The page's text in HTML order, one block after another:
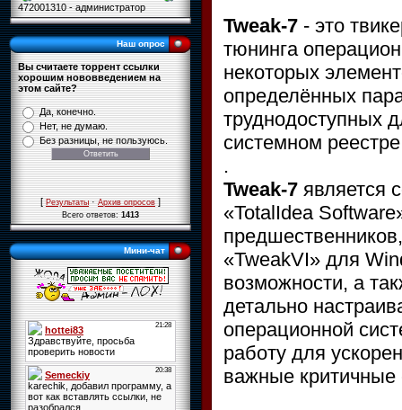
472001310 - администратор
Наш опрос
Вы считаете торрент ссылки
хорошим нововведением на
этом сайте?
Да, конечно.
Нет, не думаю.
Без разницы, не пользуюсь.
[Результаты·Архив опросов]
Всего ответов:1413
Мини-чат
Tweak-7 - это
тюнинга
некоторых
определённых
труднодоступных
системном
.
Tweak-7 является
«TotalIdea
«TweakVI» для
возможности, а
детально
операционной
работу для
важные